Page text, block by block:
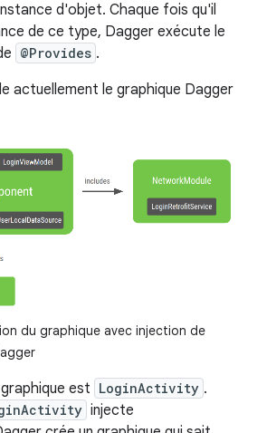
d'objet. Chaque fois qu'il
de ce type, Dagger exécute le
@Provides .
actuellement le graphique Dagger
du graphique avec injection de
est LoginActivity .
injecte